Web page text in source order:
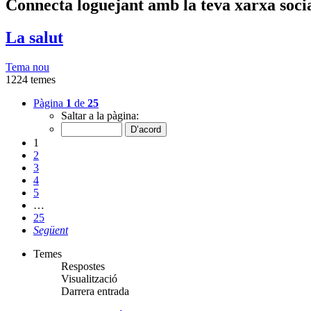
Connecta loguejant amb la teva xarxa
La salut
Tema nou
1224 temes
Pàgina 1 de 25
Saltar a la pàgina:
1
2
3
4
5
…
25
Següent
Temes
Respostes
Visualització
Darrera entrada